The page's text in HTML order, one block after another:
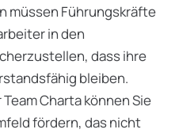
müssen Führungskräfte
in den
dass ihre
bleiben.
Charta können Sie
fördern, das nicht